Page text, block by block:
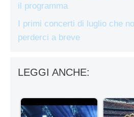
il programma
I primi concerti di luglio che
perderci a breve
LEGGI ANCHE: